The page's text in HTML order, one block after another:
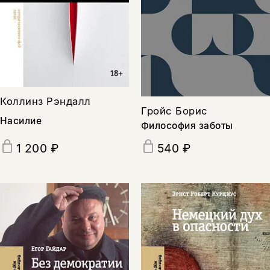
Коллинз Рэндалл
Насилие
1 200 ₽
Гройс Борис
Философия заботы
540 ₽